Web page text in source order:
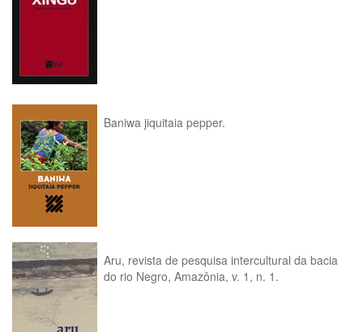
Baniwa jiquitaia pepper.
Aru, revista de pesquisa intercultural da bacia
do rio Negro, Amazônia, v. 1, n. 1.